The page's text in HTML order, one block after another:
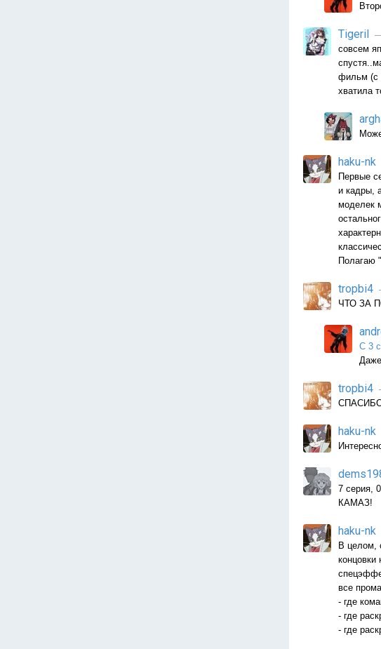
Tigeril
совсем
фильм
хватила
haku-nk
Первые
и кадры,
моделек
Полагаю
tropbi4
ЧТО ЗА
С 3
tropbi4
haku-nk
7 серия,
КАМАЗ!
haku-nk
В целом,
концовки
все
- где
- где
- где